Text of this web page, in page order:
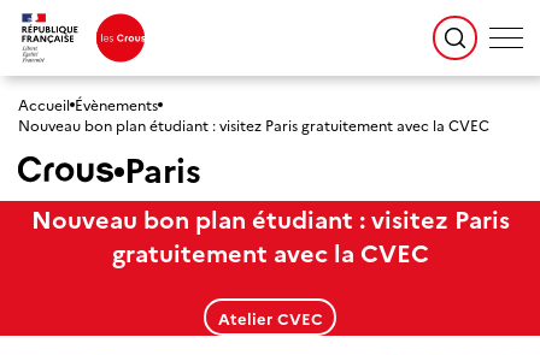
Accueil Évènements
Nouveau bon plan étudiant : visitez Paris gratuitement avec la CVEC
Paris
Nouveau bon plan étudiant : visitez Paris
gratuitement avec la CVEC
Atelier CVEC